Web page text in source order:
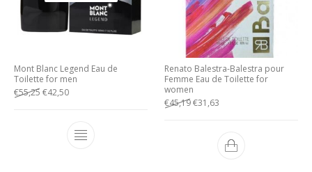
Mont Blanc Legend Eau de
Toilette for men
€55,25 €42,50
Renato Balestra-Balestra pour
Femme Eau de Toilette for
women
€45,19€31,63